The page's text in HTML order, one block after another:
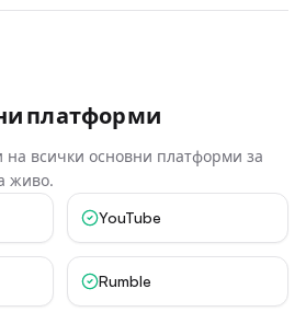
платформи
всички основни платформи за
живо.
YouTube
Rumble